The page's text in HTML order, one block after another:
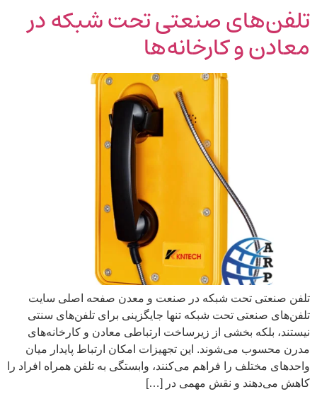
تلفن‌های صنعتی تحت شبکه در
معادن و کارخانه‌ها
تلفن صنعتی تحت شبکه در صنعت و معدن صفحه اصلی سایت
تلفن‌های صنعتی تحت شبکه تنها جایگزینی برای تلفن‌های سنتی
نیستند، بلکه بخشی از زیرساخت ارتباطی معادن و کارخانه‌های
مدرن محسوب می‌شوند. این تجهیزات امکان ارتباط پایدار میان
واحدهای مختلف را فراهم می‌کنند، وابستگی به تلفن همراه افراد را
کاهش می‌دهند و نقش مهمی در […]